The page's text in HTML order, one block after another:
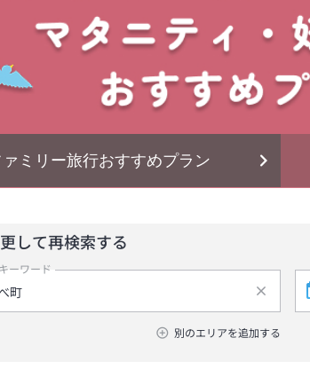
ァミリー旅行おすすめプラン
して再検索する
ーワード
別のエリアを追加する